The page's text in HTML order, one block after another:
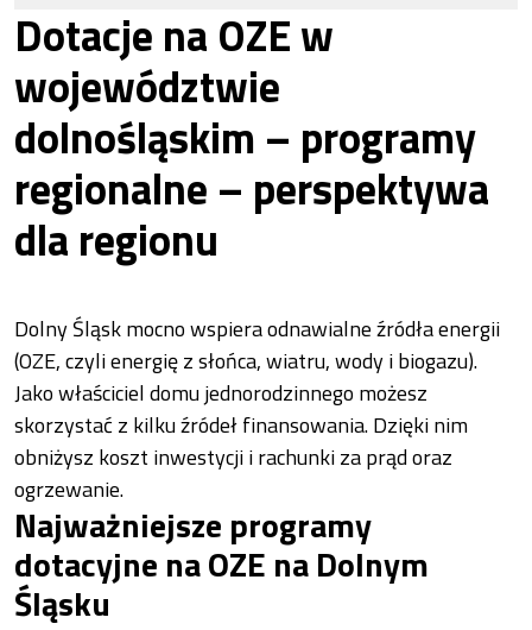
Dotacje na OZE w
województwie
dolnośląskim – programy
regionalne – perspektywa
dla regionu
Dolny Śląsk mocno wspiera odnawialne źródła energii
(OZE, czyli energię z słońca, wiatru, wody i biogazu).
Jako właściciel domu jednorodzinnego możesz
skorzystać z kilku źródeł finansowania. Dzięki nim
obniżysz koszt inwestycji i rachunki za prąd oraz
ogrzewanie.
Najważniejsze programy
dotacyjne na OZE na Dolnym
Śląsku